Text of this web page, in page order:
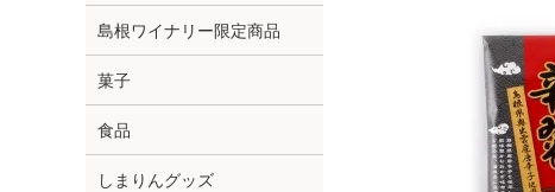
島根ワイナリー限定商品
菓子
食品
しまりんグッズ